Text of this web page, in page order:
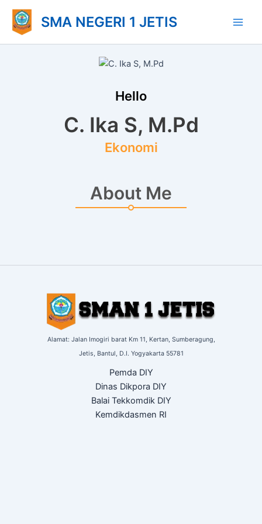
Lewati
konten
SMA NEGERI 1 JETIS
Hello
C. Ika S, M.Pd
Ekonomi
About Me
Alamat: Jalan Imogiri barat Km 11, Kertan, Sumberagung,
Jetis, Bantul, D.I. Yogyakarta 55781
Pemda DIY
Dinas Dikpora DIY
Balai Tekkomdik DIY
Kemdikdasmen RI